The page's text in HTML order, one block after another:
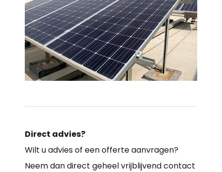
Direct advies?
Wilt u advies of een offerte aanvragen?
Neem dan direct geheel vrijblijvend contact